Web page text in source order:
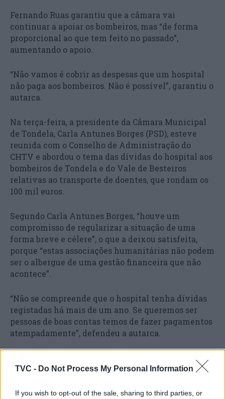
TVC - Do Not Process My Personal Information
If you wish to opt-out of the sale, sharing to third parties, or
Fernando Ruas garantiu que a câmara vai
continuar a apoiar os bombeiros, mas “de forma
proporcional ao que tem feito no passado”,
aumentando o apoio.
“Não vamos é cobrir as despesas que um hospital
não paga aos bombeiros. Não é possível”, garantiu o
autarca.
Na terça-feira, a presidente da Câmara Municipal
de Tondela, Carla Antunes Borges (PSD), esteve
reunida com o Conselho de Administração do
CHTV e abordou o tema das dívidas do hospital aos
bombeiros de Tondela e do Vale de Besteiros
relativas ao transporte de doentes, que rondam os
100 mil euros.
Segundo Carla Antunes Borges, “houve um
compromisso de regularizar a situação de uma
forma breve e célere”, o que a deixou satisfeita,
porque “estas associações humanitárias não podem
ser o albergue de uma gestão financeira que não
acontece”.
“Não se compreende que o hospital tenha dívidas
registadas há mais de um ano. Se queremos ser
pessoas de boas contas temos de fazer pagamentos
atempadamente”, defendeu a autarca.